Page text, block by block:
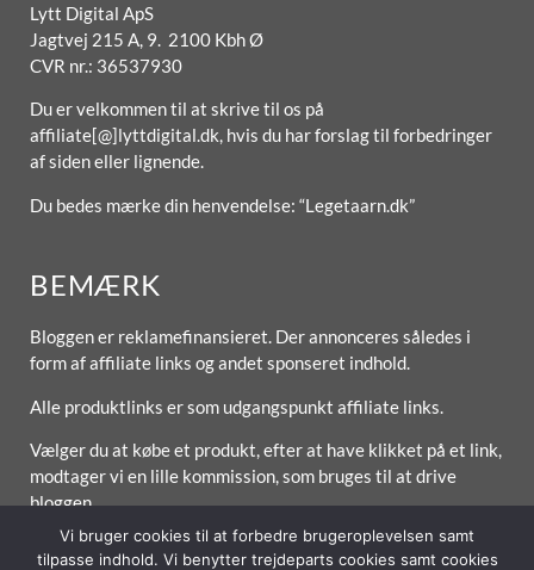
Lytt Digital ApS
Jagtvej 215 A, 9. 2100 Kbh Ø
CVR nr.: 36537930
Du er velkommen til at skrive til os på
affiliate[@]lyttdigital.dk, hvis du har forslag til forbedringer
af siden eller lignende.
Du bedes mærke din henvendelse: “Legetaarn.dk”
BEMÆRK
Bloggen er reklamefinansieret. Der annonceres således i
form af affiliate links og andet sponseret indhold.
Alle produktlinks er som udgangspunkt affiliate links.
Vælger du at købe et produkt, efter at have klikket på et link,
modtager vi en lille kommission, som bruges til at drive
bloggen.
Vi bruger cookies til at forbedre brugeroplevelsen samt
tilpasse indhold. Vi benytter trejdeparts cookies samt cookies